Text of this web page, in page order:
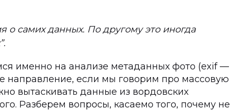
о самих данных. По другому это иногда
именно на анализе метаданных фото (exif —
направление, если мы говорим про массовую
вытаскивать данные из вордовских
Разберем вопросы, касаемо того, почему не